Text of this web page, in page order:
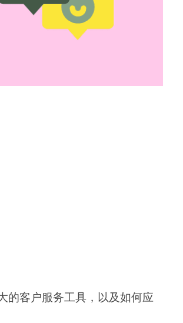
的客户服务工具，以及如何应